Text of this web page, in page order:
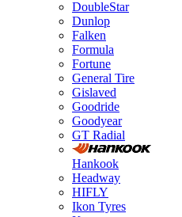
DoubleStar
Dunlop
Falken
Formula
Fortune
General Tire
Gislaved
Goodride
Goodyear
GT Radial
Hankook
Headway
HIFLY
Ikon Tyres